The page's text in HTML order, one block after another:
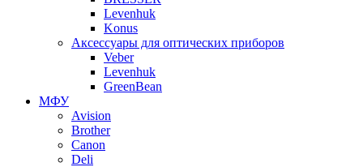
Levenhuk
Konus
Аксессуары для оптических приборов
Veber
Levenhuk
GreenBean
МФУ
Avision
Brother
Canon
Deli